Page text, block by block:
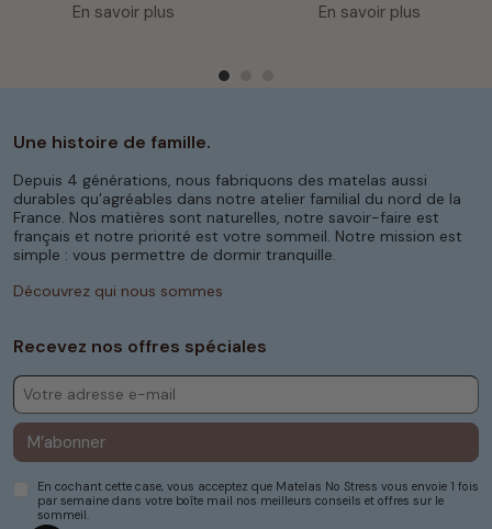
En savoir plus En savoir plus
Une histoire de famille.
Depuis 4 générations, nous fabriquons des matelas aussi
durables qu’agréables dans notre atelier familial du nord de la
France. Nos matières sont naturelles, notre savoir-faire est
français et notre priorité est votre sommeil. Notre mission est
simple : vous permettre de dormir tranquille.
Découvrez qui nous sommes
Recevez nos offres spéciales
M’abonner
En cochant cette case, vous acceptez que Matelas No Stress vous envoie 1 fois
par semaine dans votre boîte mail nos meilleurs conseils et offres sur le
sommeil.